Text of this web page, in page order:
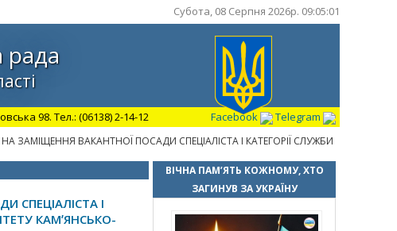
Субота, 08 Серпня 2026р. 09:05:02
рада
98. Тел.: (06138) 2-14-12 Facebook
Telegram
ЗАМІЩЕННЯ ВАКАНТНОЇ ПОСАДИ СПЕЦІАЛІСТА І КАТЕГОРІЇ СЛУЖБИ
СПЕЦІАЛІСТА І
КАМʼЯНСЬКО-
ВІЧНА ПАМ’ЯТЬ КОЖНОМУ, ХТО
ЗАГИНУВ ЗА УКРАЇНУ